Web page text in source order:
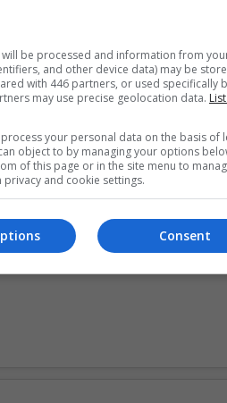
be processed and information from
and other device data) may be
with 446 partners, or used specifically
may use precise geolocation data.
your personal data on the basis of
object to by managing your options
of this page or in the site menu to
and cookie settings.
Consent